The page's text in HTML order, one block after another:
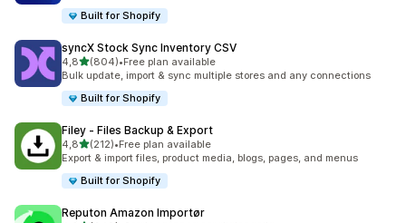
Built for Shopify
syncX Stock Sync Inventory CSV
4,8av 5 stjerner
(804)
Totalt 804 omtaler
•Free plan available
Bulk update, import & sync multiple stores and any connections
Built for Shopify
Filey ‑ Files Backup & Export
4,8av 5 stjerner
(212)
Totalt 212 omtaler
•Free plan available
Export & import files, product media, blogs, pages, and menus
Built for Shopify
Reputon Amazon Importør